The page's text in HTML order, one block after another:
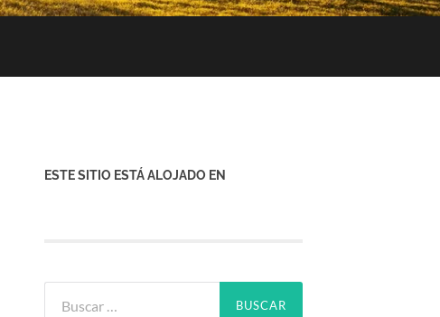
ESTE SITIO ESTÁ ALOJADO EN